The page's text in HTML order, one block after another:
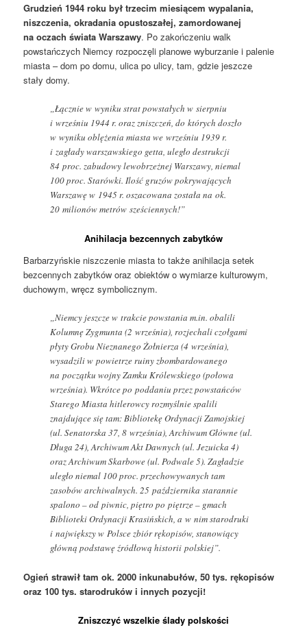
Grudzień 1944 roku był trzecim miesiącem wypalania,
niszczenia, okradania opustoszałej, zamordowanej
na oczach świata Warszawy. Po zakończeniu walk
powstańczych Niemcy rozpoczęli planowe wyburzanie i palenie
miasta – dom po domu, ulica po ulicy, tam, gdzie jeszcze
stały domy.
„Łącznie w wyniku strat powstałych w sierpniu
i wrześniu 1944 r. oraz zniszczeń, do których doszło
w wyniku oblężenia miasta we wrześniu 1939 r.
i zagłady warszawskiego getta, uległo destrukcji
84 proc. zabudowy lewobrzeżnej Warszawy, niemal
100 proc. Starówki. Ilość gruzów pokrywających
Warszawę w 1945 r. oszacowana została na ok.
20 milionów metrów sześciennych!”
Anihilacja bezcennych zabytków
Barbarzyńskie niszczenie miasta to także anihilacja setek
bezcennych zabytków oraz obiektów o wymiarze kulturowym,
duchowym, wręcz symbolicznym.
„Niemcy jeszcze w trakcie powstania m.in. obalili
Kolumnę Zygmunta (2 września), rozjechali czołgami
płyty Grobu Nieznanego Żołnierza (4 września),
wysadzili w powietrze ruiny zbombardowanego
na początku wojny Zamku Królewskiego (połowa
września). Wkrótce po poddaniu przez powstańców
Starego Miasta hitlerowcy rozmyślnie spalili
znajdujące się tam: Bibliotekę Ordynacji Zamojskiej
(ul. Senatorska 37, 8 września), Archiwum Główne (ul.
Długa 24), Archiwum Akt Dawnych (ul. Jezuicka 4)
oraz Archiwum Skarbowe (ul. Podwale 5). Zagładzie
uległo niemal 100 proc. przechowywanych tam
zasobów archiwalnych. 25 października starannie
spalono – od piwnic, piętro po piętrze – gmach
Biblioteki Ordynacji Krasińskich, a w nim starodruki
i największy w Polsce zbiór rękopisów, stanowiący
główną podstawę źródłową historii polskiej”.
Ogień strawił tam ok. 2000 inkunabułów, 50 tys. rękopisów
oraz 100 tys. starodruków i innych pozycji!
Zniszczyć wszelkie ślady polskości